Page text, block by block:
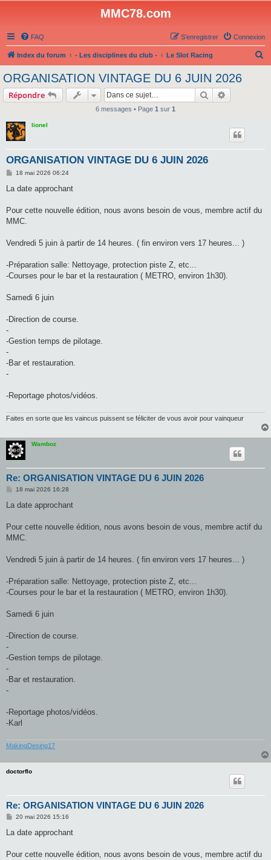
MMC78.com
FAQ Connexion
S’enregistrer
Index du forum - Les disciplines du club - Le Slot Racing
ORGANISATION VINTAGE DU 6 JUIN 2026
Répondre Rechercher
6 messages • Page 1 sur 1
lionel
ORGANISATION VINTAGE DU 6 JUIN 2026
M
s
g
18 mai 2026 06:24
La date approchant
Pour cette nouvelle édition, nous avons besoin de vous, membre actif du
MMC.
Vendredi 5 juin à partir de 14 heures. ( fin environ vers 17 heures... )
-Préparation salle: Nettoyage, protection piste Z, etc...
-Courses pour le bar et la restauration ( METRO, environ 1h30).
Samedi 6 juin
-Direction de course.
-
-Gestion temps de pilotage.
-
-Bar et restauration.
-
-Reportage photos/vidéos.
Faites en sorte que les vaincus puissent se féliciter de vous avoir pour vainqueur
Wamboz
Re: ORGANISATION VINTAGE DU 6 JUIN 2026
M
s
g
18 mai 2026 16:28
La date approchant
Pour cette nouvelle édition, nous avons besoin de vous, membre actif du
MMC.
Vendredi 5 juin à partir de 14 heures. ( fin environ vers 17 heures... )
-Préparation salle: Nettoyage, protection piste Z, etc...
-Courses pour le bar et la restauration ( METRO, environ 1h30).
Samedi 6 juin
-Direction de course.
-
-Gestion temps de pilotage.
-
-Bar et restauration.
-
-Reportage photos/vidéos.
-Karl
MakingDesing17
doctorflo
Re: ORGANISATION VINTAGE DU 6 JUIN 2026
M
s
g
20 mai 2026 15:16
La date approchant
Pour cette nouvelle édition, nous avons besoin de vous, membre actif du